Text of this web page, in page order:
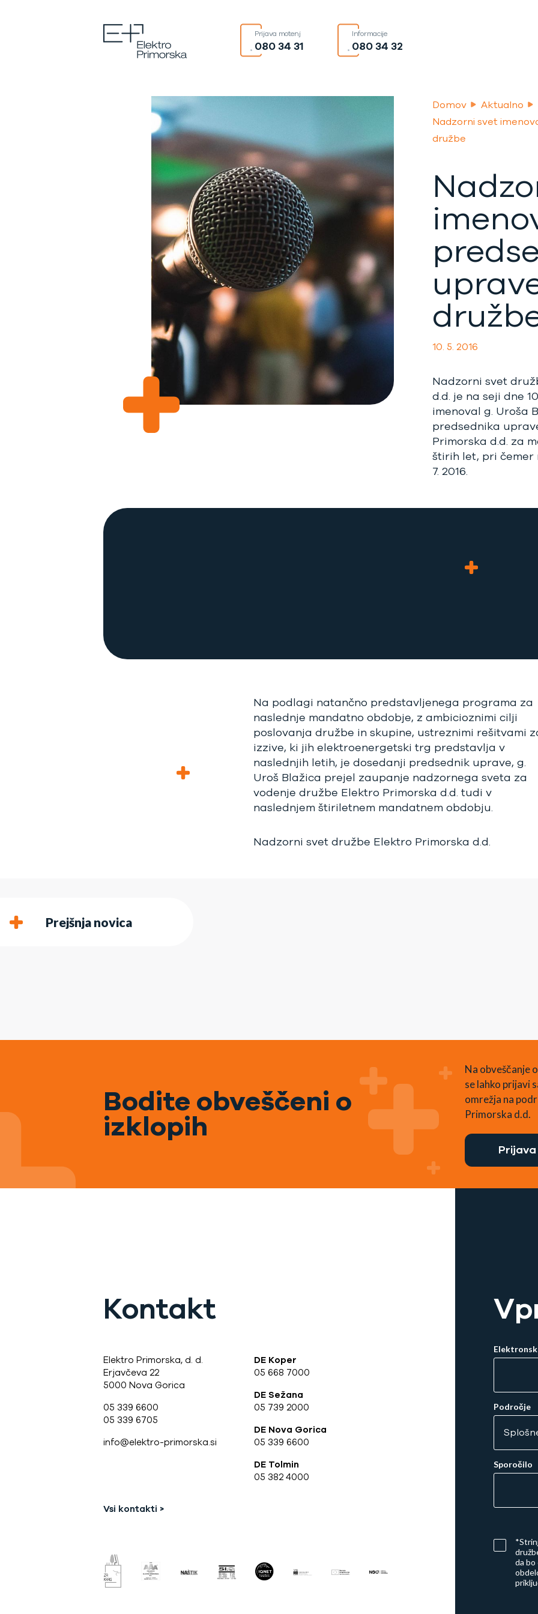
Prijava motenj
080 34 31
Informacije
080 34 32
Domov
Aktualno
Nadzorni svet
družbe
10. 5. 2016
Nadzorni svet
d.d. je na seji dne
imenoval g. Uroša
predsednika
Primorska d.d. za
štirih let, pri čemer
7. 2016.
Na podlagi natančno predstavljenega programa za
naslednje mandatno obdobje, z ambicioznimi cilji
poslovanja družbe in skupine, ustreznimi rešitvami
izzive, ki jih elektroenergetski trg predstavlja v
naslednjih letih, je dosedanji predsednik uprave, g.
Uroš Blažica prejel zaupanje nadzornega sveta za
vodenje družbe Elektro Primorska d.d. tudi v
naslednjem štiriletnem mandatnem obdobju.
Nadzorni svet družbe Elektro Primorska d.d.
Prejšnja novica
Bodite obveščeni o
izklopih
Na obveščanje
se lahko prijavi
omrežja na
Primorska d.d.
Prijava
Kontakt
Elektro Primorska, d. d.
Erjavčeva 22
5000 Nova Gorica
05 339 6600
05 339 6705
info@elektro-primorska.si
DE Koper
05 668 7000
DE Sežana
05 739 2000
DE Nova Gorica
05 339 6600
DE Tolmin
05 382 4000
Vsi kontakti >
Področje
Sporočilo
da